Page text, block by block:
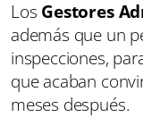
Los Gestores
además que un
inspecciones,
que acaban
meses después.